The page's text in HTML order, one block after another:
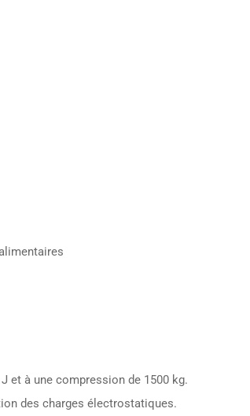
et à une compression de 1500 kg.
des charges électrostatiques.